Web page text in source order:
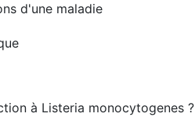
d'une maladie
à Listeria monocytogenes ?